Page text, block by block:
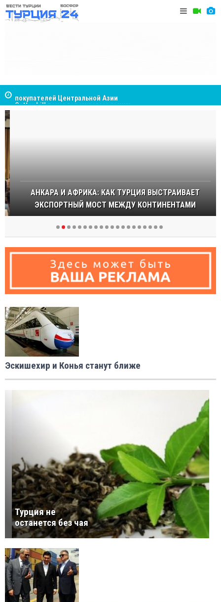
Cottonhill покоряет мировые рынки
АНКАРА И АФРИКА: КАК ТУРЦИЯ ВЫСТРАИВАЕТ
ЭКСПОРТНЫЙ МОСТ МЕЖДУ КОНТИНЕНТАМИ
Эскишехир и Конья станут ближе
Турция не
останется без чая